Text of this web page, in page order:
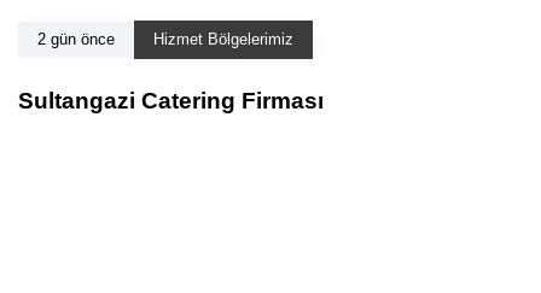
2 gün önce Hizmet Bölgelerimiz
Sultangazi Catering Firması